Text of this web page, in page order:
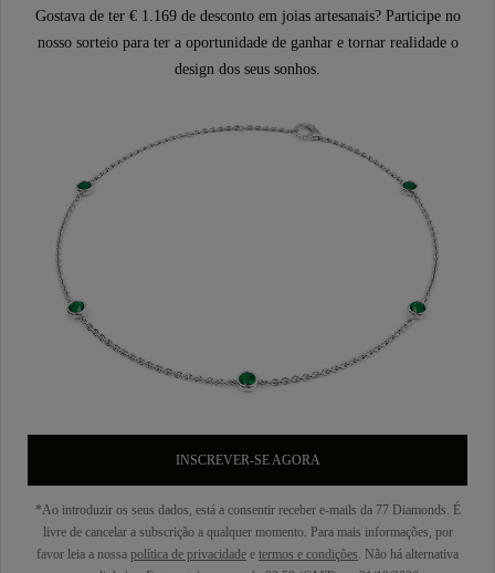
Gostava de ter € 1.169 de desconto em joias artesanais? Participe no
nosso sorteio para ter a oportunidade de ganhar e tornar realidade o
design dos seus sonhos.
INSCREVER-SE AGORA
*Ao introduzir os seus dados, está a consentir receber e-mails da 77 Diamonds. É
livre de cancelar a subscrição a qualquer momento. Para mais informações, por
favor leia a nossa política de privacidade e termos e condições. Não há alternativa